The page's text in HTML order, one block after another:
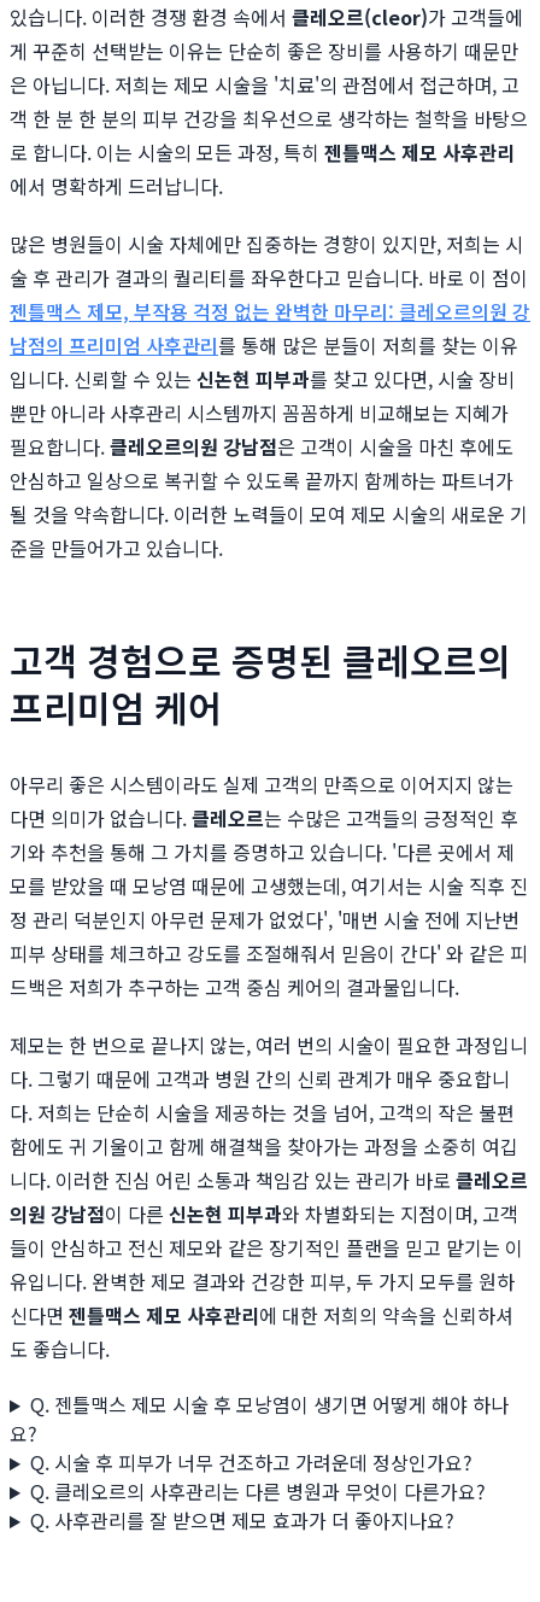
있습니다. 이러한 경쟁 환경 속에서 클레오르(cleor)가 고객들에
게 꾸준히 선택받는 이유는 단순히 좋은 장비를 사용하기 때문만
은 아닙니다. 저희는 제모 시술을 '치료'의 관점에서 접근하며, 고
객 한 분 한 분의 피부 건강을 최우선으로 생각하는 철학을 바탕으
로 합니다. 이는 시술의 모든 과정, 특히 젠틀맥스 제모 사후관리
에서 명확하게 드러납니다.
많은 병원들이 시술 자체에만 집중하는 경향이 있지만, 저희는 시
술 후 관리가 결과의 퀄리티를 좌우한다고 믿습니다. 바로 이 점이
젠틀맥스 제모, 부작용 걱정 없는 완벽한 마무리: 클레오르의원 강
남점의 프리미엄 사후관리를 통해 많은 분들이 저희를 찾는 이유
입니다. 신뢰할 수 있는 신논현 피부과를 찾고 있다면, 시술 장비
뿐만 아니라 사후관리 시스템까지 꼼꼼하게 비교해보는 지혜가
필요합니다.클레오르의원 강남점은 고객이 시술을 마친 후에도
안심하고 일상으로 복귀할 수 있도록 끝까지 함께하는 파트너가
될 것을 약속합니다. 이러한 노력들이 모여 제모 시술의 새로운 기
준을 만들어가고 있습니다.
고객 경험으로 증명된 클레오르의
프리미엄 케어
아무리 좋은 시스템이라도 실제 고객의 만족으로 이어지지 않는
다면 의미가 없습니다.클레오르는 수많은 고객들의 긍정적인 후
기와 추천을 통해 그 가치를 증명하고 있습니다. '다른 곳에서 제
모를 받았을 때 모낭염 때문에 고생했는데, 여기서는 시술 직후 진
정 관리 덕분인지 아무런 문제가 없었다', '매번 시술 전에 지난번
피부 상태를 체크하고 강도를 조절해줘서 믿음이 간다' 와 같은 피
드백은 저희가 추구하는 고객 중심 케어의 결과물입니다.
제모는 한 번으로 끝나지 않는, 여러 번의 시술이 필요한 과정입니
다. 그렇기 때문에 고객과 병원 간의 신뢰 관계가 매우 중요합니
다. 저희는 단순히 시술을 제공하는 것을 넘어, 고객의 작은 불편
함에도 귀 기울이고 함께 해결책을 찾아가는 과정을 소중히 여깁
니다. 이러한 진심 어린 소통과 책임감 있는 관리가 바로 클레오르
의원 강남점이 다른 신논현 피부과와 차별화되는 지점이며, 고객
들이 안심하고 전신 제모와 같은 장기적인 플랜을 믿고 맡기는 이
유입니다. 완벽한 제모 결과와 건강한 피부, 두 가지 모두를 원하
신다면 젠틀맥스 제모 사후관리에 대한 저희의 약속을 신뢰하셔
도 좋습니다.
Q. 젠틀맥스 제모 시술 후 모낭염이 생기면 어떻게 해야 하나
요?
Q. 시술 후 피부가 너무 건조하고 가려운데 정상인가요?
Q. 클레오르의 사후관리는 다른 병원과 무엇이 다른가요?
Q. 사후관리를 잘 받으면 제모 효과가 더 좋아지나요?